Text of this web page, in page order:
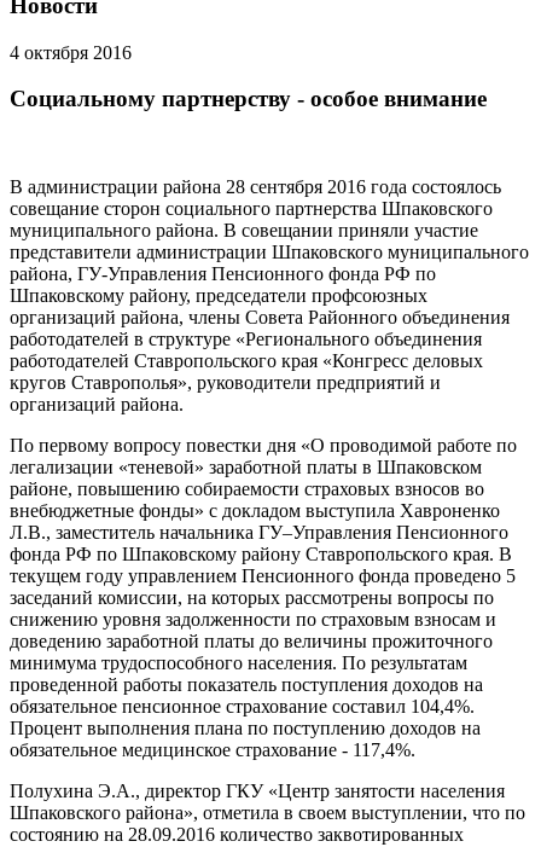
Новости
4 октября 2016
Социальному партнерству - особое внимание
В администрации района 28 сентября 2016 года состоялось
совещание сторон социального партнерства Шпаковского
муниципального района. В совещании приняли участие
представители администрации Шпаковского муниципального
района, ГУ-Управления Пенсионного фонда РФ по
Шпаковскому району, председатели профсоюзных
организаций района, члены Совета Районного объединения
работодателей в структуре «Регионального объединения
работодателей Ставропольского края «Конгресс деловых
кругов Ставрополья», руководители предприятий и
организаций района.
По первому вопросу повестки дня «О проводимой работе по
легализации «теневой» заработной платы в Шпаковском
районе, повышению собираемости страховых взносов во
внебюджетные фонды» с докладом выступила Хавроненко
Л.В., заместитель начальника ГУ–Управления Пенсионного
фонда РФ по Шпаковскому району Ставропольского края. В
текущем году управлением Пенсионного фонда проведено 5
заседаний комиссии, на которых рассмотрены вопросы по
снижению уровня задолженности по страховым взносам и
доведению заработной платы до величины прожиточного
минимума трудоспособного населения. По результатам
проведенной работы показатель поступления доходов на
обязательное пенсионное страхование составил 104,4%.
Процент выполнения плана по поступлению доходов на
обязательное медицинское страхование - 117,4%.
Полухина Э.А., директор ГКУ «Центр занятости населения
Шпаковского района», отметила в своем выступлении, что по
состоянию на 28.09.2016 количество заквотированных